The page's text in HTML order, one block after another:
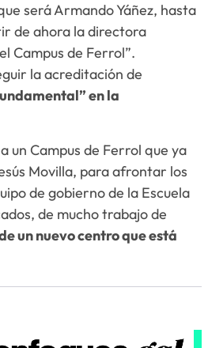
será Armando Yáñez, hasta
de ahora la directora
Campus de Ferrol”.
la acreditación de
en la
un Campus de Ferrol que ya
Movilla, para afrontar los
de gobierno de la Escuela
de mucho trabajo de
un nuevo centro que está